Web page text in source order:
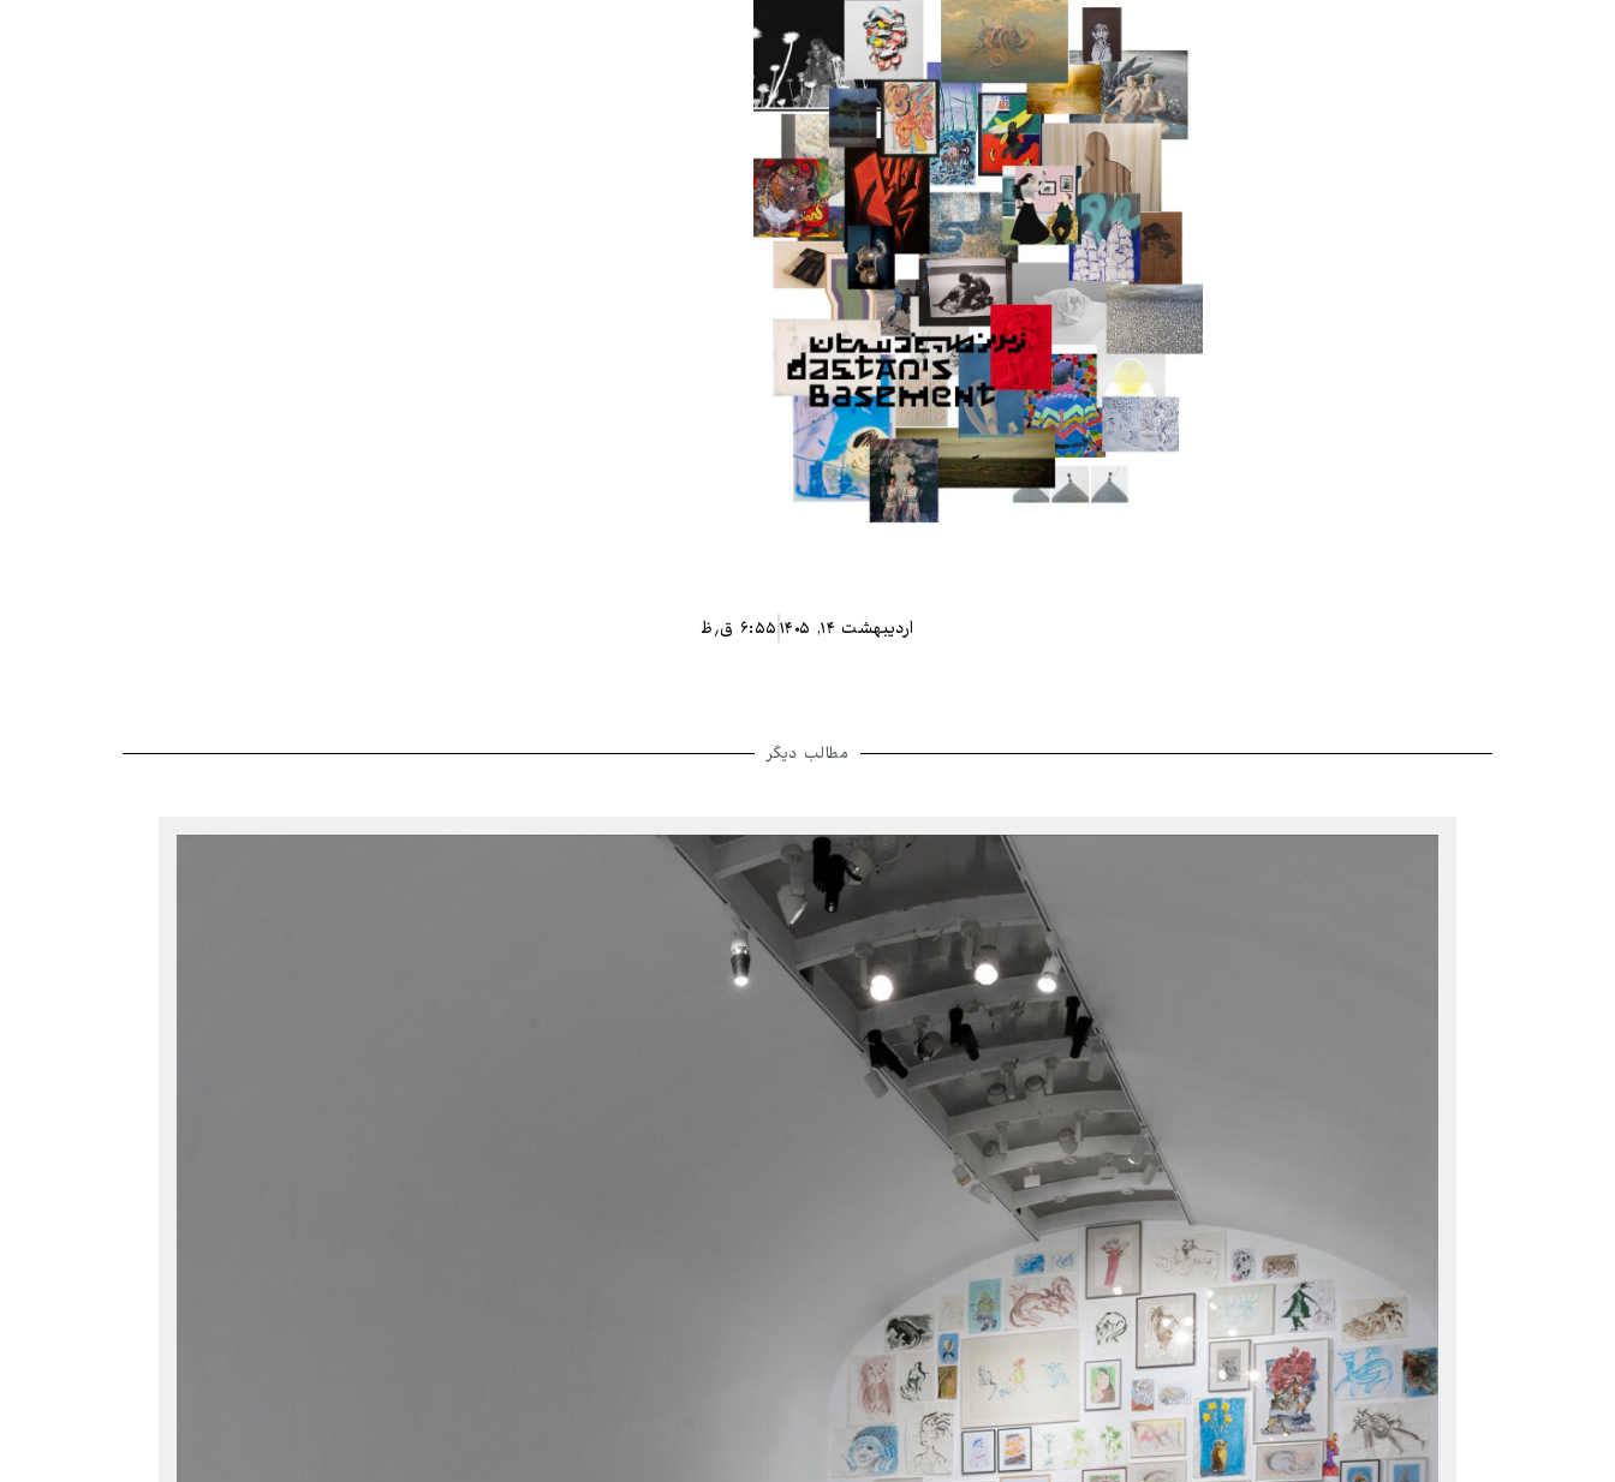
اردیبهشت ۱۴, ۱۴۰۵ ۶:۵۵ ق٫ظ
مطالب دیگر